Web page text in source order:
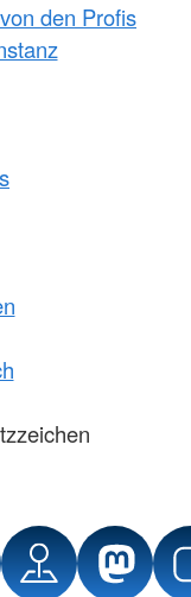
den Profis